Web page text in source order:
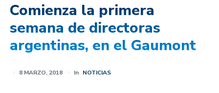
Comienza la primera
semana de directoras
argentinas, en el Gaumont
8 MARZO, 2018 In NOTICIAS